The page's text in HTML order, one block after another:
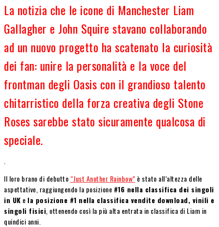
La notizia che le icone di Manchester Liam
Gallagher e John Squire stavano collaborando
ad un nuovo progetto ha scatenato la curiosità
dei fan: unire la personalità e la voce del
frontman degli Oasis con il grandioso talento
chitarristico della forza creativa degli Stone
Roses sarebbe stato sicuramente qualcosa di
speciale.
Il loro brano di debutto “Just Another Rainbow” è stato all’altezza delle
aspettative, raggiungendo la posizione #16 nella classifica dei singoli
in UK e la posizione #1 nella classifica vendite download, vinili e
singoli fisici , ottenendo così la più alta entrata in classifica di Liam in
quindici anni.